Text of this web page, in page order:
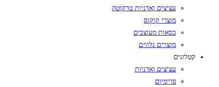
עציצים ואדניות טרקוטה
מוצרי קוקוס
כסאות מעוצבים
מוצרים נלווים
קטלוגים
עציצים ואדניות
פרימיום